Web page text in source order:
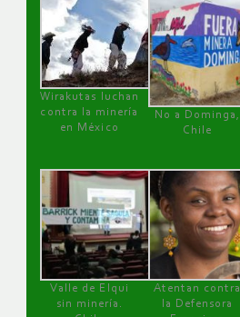
Wirakutas luchan
contra la minería
en México
No a Dominga,
Chile
Valle de Elqui
sin minería.
Atentan contra
la Defensora